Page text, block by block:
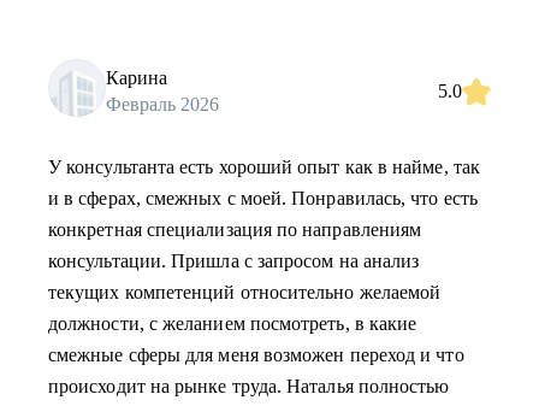
Карина
Февраль 2026
5.0
У консультанта есть хороший опыт как в найме, так
и в сферах, смежных с моей. Понравилась, что есть
конкретная специализация по направлениям
консультации. Пришла с запросом на анализ
текущих компетенций относительно желаемой
должности, с желанием посмотреть, в какие
смежные сферы для меня возможен переход и что
происходит на рынке труда. Наталья полностью